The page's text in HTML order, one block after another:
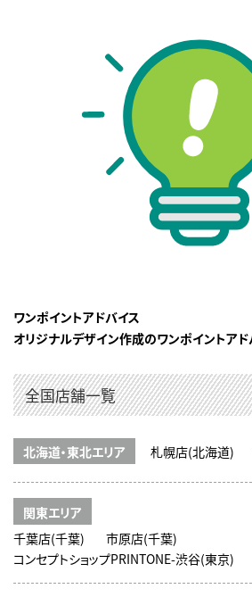
ワンポイントアドバイス
オリジナルデザイン作成のワンポイントアド
全国店舗一覧
北海道・東北エリア 札幌店(北海道)
関東エリア
千葉店(千葉)
市原店(千葉)
コンセプトショップPRINTONE-渋谷(東京)